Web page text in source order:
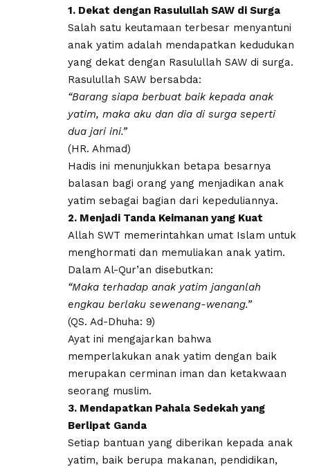
1. Dekat dengan Rasulullah SAW di Surga
Salah satu keutamaan terbesar menyantuni
anak yatim adalah mendapatkan kedudukan
yang dekat dengan Rasulullah SAW di surga.
Rasulullah SAW bersabda:
“Barang siapa berbuat baik kepada anak
yatim, maka aku dan dia di surga seperti
dua jari ini.”
(HR. Ahmad)
Hadis ini menunjukkan betapa besarnya
balasan bagi orang yang menjadikan anak
yatim sebagai bagian dari kepeduliannya.
2. Menjadi Tanda Keimanan yang Kuat
Allah SWT memerintahkan umat Islam untuk
menghormati dan memuliakan anak yatim.
Dalam Al-Qur’an disebutkan:
“Maka terhadap anak yatim janganlah
engkau berlaku sewenang-wenang.”
(QS. Ad-Dhuha: 9)
Ayat ini mengajarkan bahwa
memperlakukan anak yatim dengan baik
merupakan cerminan iman dan ketakwaan
seorang muslim.
3. Mendapatkan Pahala Sedekah yang
Berlipat Ganda
Setiap bantuan yang diberikan kepada anak
yatim, baik berupa makanan, pendidikan,